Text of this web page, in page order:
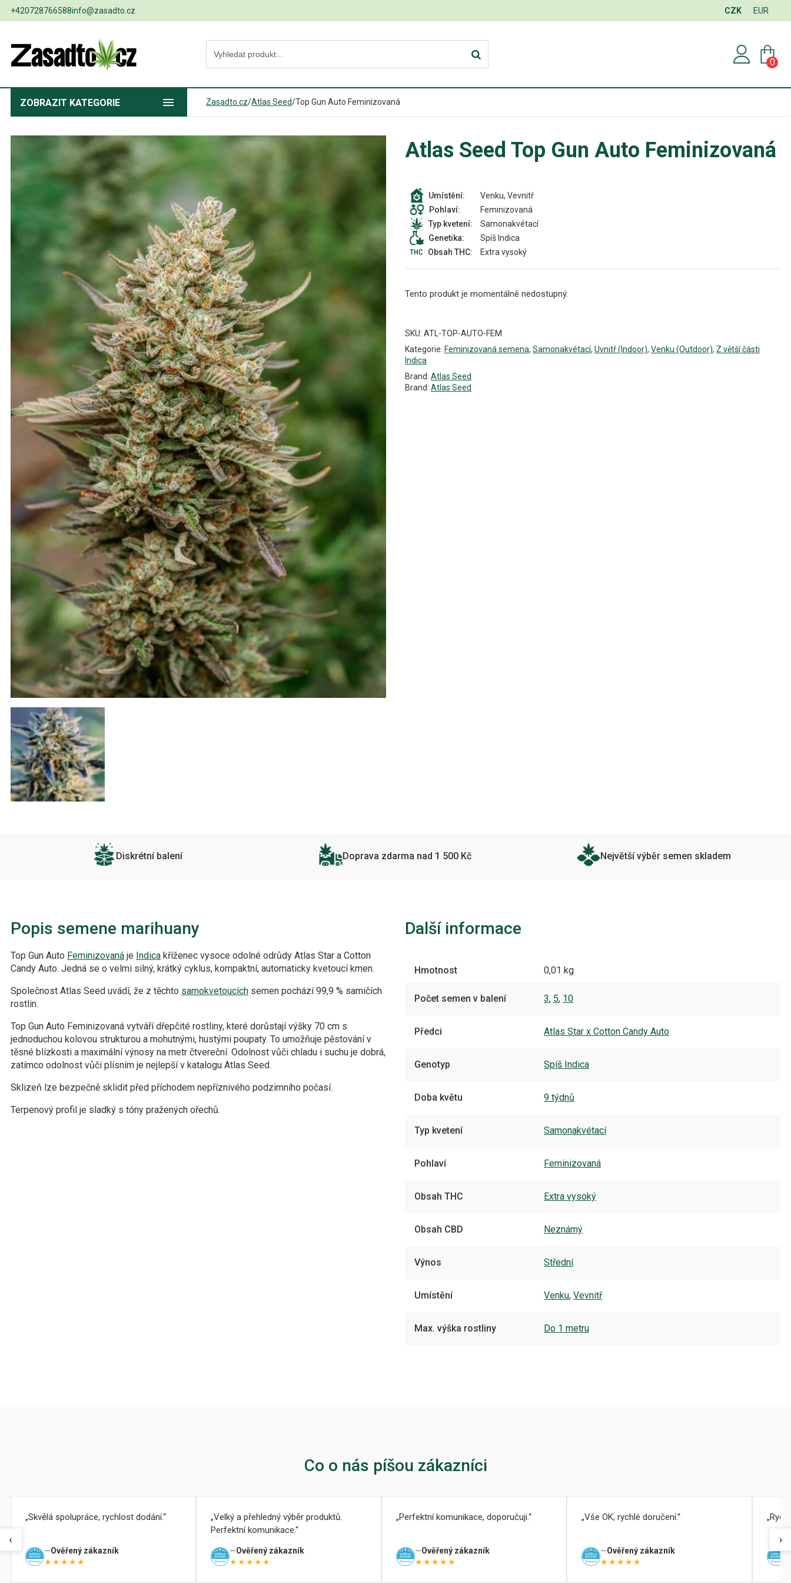
+420728766588info@zasadto.cz CZK EUR
0
ZOBRAZIT KATEGORIE Zasadto.cz/Atlas Seed/Top Gun Auto Feminizovaná
Atlas Seed Top Gun Auto Feminizovaná
Umístění:
Venku, Vevnitř
Pohlaví:
Feminizovaná
Typ kvetení:
Samonakvétací
Genetika:
Spíš Indica
Obsah THC:
Extra vysoký
Tento produkt je momentálně nedostupný.
SKU: ATL-TOP-AUTO-FEM
Kategorie: Feminizovaná semena, Samonakvétací, Uvnitř (Indoor), Venku (Outdoor), Z větší části
Indica
Brand: Atlas Seed
Brand: Atlas Seed
Diskrétní balení Doprava zdarma nad 1 500 Kč Největší výběr semen skladem
Popis semene marihuany
Top Gun Auto Feminizovaná je Indica kříženec vysoce odolné odrůdy Atlas Star a Cotton
Candy Auto. Jedná se o velmi silný, krátký cyklus, kompaktní, automaticky kvetoucí kmen.
Společnost Atlas Seed uvádí, že z těchto samokvetoucích semen pochází 99,9 % samičích
rostlin.
Top Gun Auto Feminizovaná vytváří dřepčité rostliny, které dorůstají výšky 70 cm s
jednoduchou kolovou strukturou a mohutnými, hustými poupaty. To umožňuje pěstování v
těsné blízkosti a maximální výnosy na metr čtvereční. Odolnost vůči chladu i suchu je dobrá,
zatímco odolnost vůči plísním je nejlepší v katalogu Atlas Seed.
Sklizeň lze bezpečně sklidit před příchodem nepříznivého podzimního počasí.
Terpenový profil je sladký s tóny pražených ořechů.
Další informace
Hmotnost 0,01 kg
Počet semen v balení 3, 5, 10
Předci Atlas Star x Cotton Candy Auto
Genotyp Spíš Indica
Doba květu 9 týdnů
Typ kvetení Samonakvétací
Pohlaví Feminizovaná
Obsah THC Extra vysoký
Obsah CBD Neznámý
Výnos Střední
Umístění Venku, Vevnitř
Max. výška rostliny Do 1 metru
Co o nás píšou zákazníci
‹
Skvělá spolupráce, rychlost dodání.
Ověřený zákazník
★★★★★
Velký a přehledný výběr produktů.
Perfektní komunikace.
Ověřený zákazník
★★★★★
Perfektní komunikace, doporučuji.
Ověřený zákazník
★★★★★
Vše OK, rychlé doručení.
Ověřený zákazník
★★★★★
›